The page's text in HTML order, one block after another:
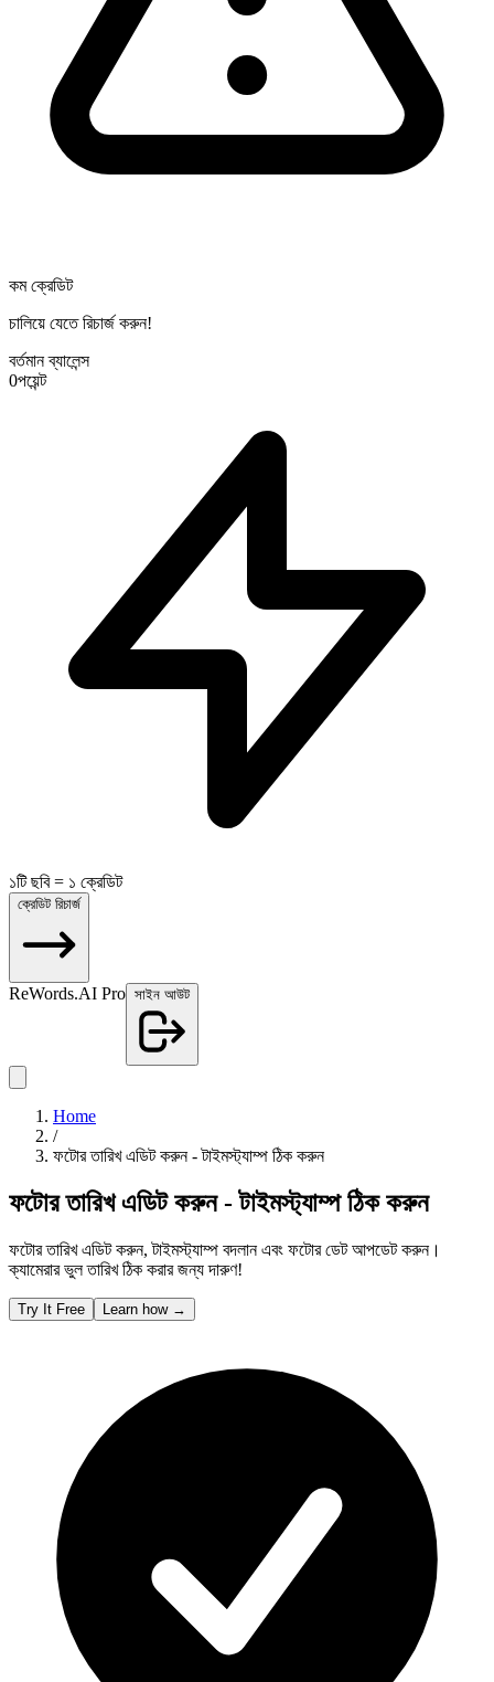
কম ক্রেডিট
চালিয়ে যেতে রিচার্জ করুন!
বর্তমান ব্যালেন্স
0পয়েন্ট
১টি ছবি = ১ ক্রেডিট
ক্রেডিট রিচার্জ
ReWords.AI Pro সাইন আউট
Home
/
ফটোর তারিখ এডিট করুন - টাইমস্ট্যাম্প ঠিক করুন
ফটোর তারিখ এডিট করুন - টাইমস্ট্যাম্প ঠিক করুন
ফটোর তারিখ এডিট করুন, টাইমস্ট্যাম্প বদলান এবং ফটোর ডেট আপডেট করুন।
ক্যামেরার ভুল তারিখ ঠিক করার জন্য দারুণ!
Try It Free Learn how →